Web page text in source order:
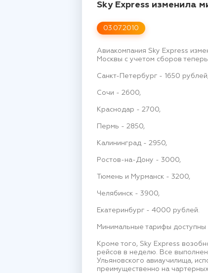
03.07.2010
Sky Express изменила
Авиакомпания Sky Express
Москвы с учетом сборов теперь
Санкт-Петербург - 1650
Сочи - 2600,
Краснодар - 2700,
Пермь - 2850,
Калининград - 2950,
Ростов-на-Дону - 3000,
Тюмень и Мурманск - 3200,
Челябинск - 3900,
Екатеринбург - 4000 рублей.
Минимальные тарифы доступны
Кроме того, Sky Express
рейсов в неделю. Все
Ульяновского авиаучилища,
преимущественно на